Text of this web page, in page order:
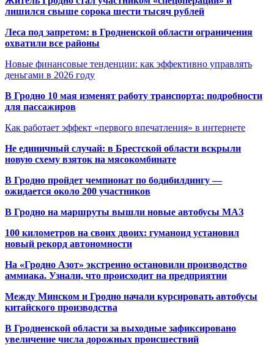
лишился свыше сорока шести тысяч рублей
Леса под запретом: в Гродненской области ограничения
охватили все районы
Новые финансовые тенденции: как эффективно управлять
деньгами в 2026 году
В Гродно 10 мая изменят работу транспорта: подробности
для пассажиров
Как работает эффект «первого впечатления» в интернете
Не единичный случай: в Брестской области вскрыли
новую схему взяток на мясокомбинате
В Гродно пройдет чемпионат по бодибилдингу —
ожидается около 200 участников
В Гродно на маршруты вышли новые автобусы МАЗ
100 километров на своих двоих: гуманоид установил
новый рекорд автономности
На «Гродно Азот» экстренно остановили производство
аммиака. Узнали, что происходит на предприятии
Между Минском и Гродно начали курсировать автобусы
китайского производства
В Гродненской области за выходные зафиксировано
увеличение числа дорожных происшествий